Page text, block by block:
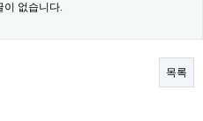
이 없습니다.
목록